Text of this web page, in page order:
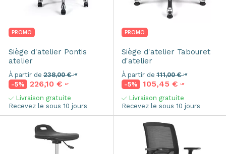
PROMO
Siège d'atelier Pontis
atelier
À partir de 238,00 €HT
-5% 226,10 € HT
Livraison gratuite
Recevez le sous 10 jours
PROMO
Siège d'atelier Tabouret
d'atelier
À partir de 111,00 €HT
-5% 105,45 € HT
Livraison gratuite
Recevez le sous 10 jours